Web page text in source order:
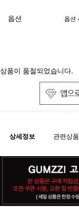
옵션
상품이 품절되었습니다.
상세정보 관련상품